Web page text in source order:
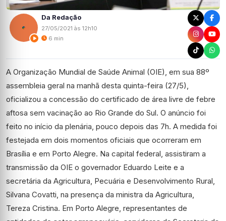
Da Redação
27/05/2021 às 12h10
6 min
A Organização Mundial de Saúde Animal (OIE), em sua 88º
assembleia geral na manhã desta quinta-feira (27/5),
oficializou a concessão do certificado de área livre de febre
aftosa sem vacinação ao Rio Grande do Sul. O anúncio foi
feito no início da plenária, pouco depois das 7h. A medida foi
festejada em dois momentos oficiais que ocorreram em
Brasília e em Porto Alegre. Na capital federal, assistiram a
transmissão da OIE o governador Eduardo Leite e a
secretária da Agricultura, Pecuária e Desenvolvimento Rural,
Silvana Covatti, na presença da ministra da Agricultura,
Tereza Cristina. Em Porto Alegre, representantes de